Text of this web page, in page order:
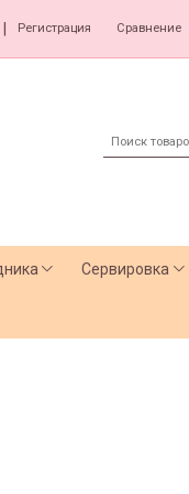
Регистрация Сравнение
Сервировка